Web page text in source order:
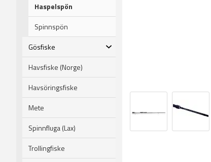
Haspelspön
Spinnspön
Gösfiske
Havsfiske (Norge)
Havsöringsfiske
Mete
Spinnfluga (Lax)
Trollingfiske